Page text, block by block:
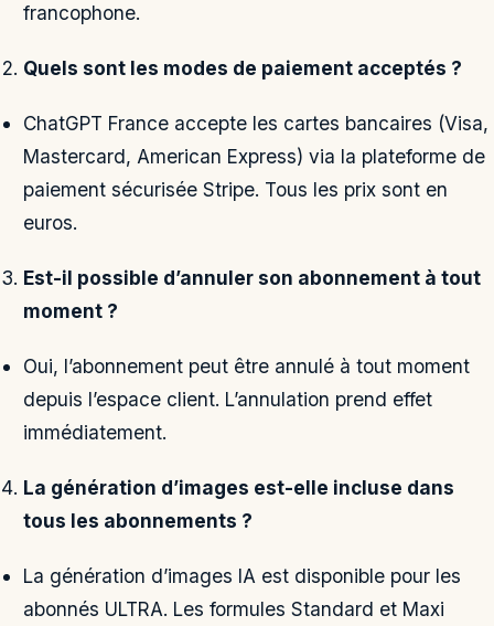
francophone.
Quels sont les modes de paiement acceptés ?
ChatGPT France accepte les cartes bancaires (Visa,
Mastercard, American Express) via la plateforme de
paiement sécurisée Stripe. Tous les prix sont en
euros.
Est-il possible d’annuler son abonnement à tout
moment ?
Oui, l’abonnement peut être annulé à tout moment
depuis l’espace client. L’annulation prend effet
immédiatement.
La génération d’images est-elle incluse dans
tous les abonnements ?
La génération d’images IA est disponible pour les
abonnés ULTRA. Les formules Standard et Maxi